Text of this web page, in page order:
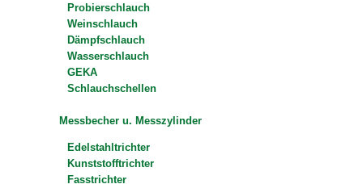
Probierschlauch
Weinschlauch
Dämpfschlauch
Wasserschlauch
GEKA
Schlauchschellen
Messbecher u. Messzylinder
Edelstahltrichter
Kunststofftrichter
Fasstrichter